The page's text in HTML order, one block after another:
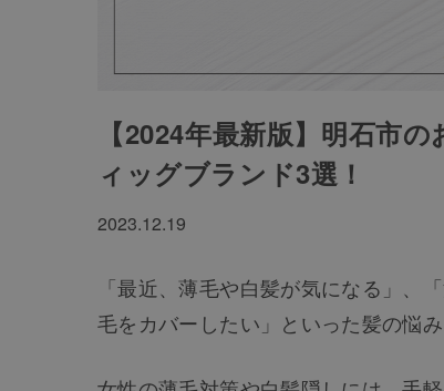
【2024年最新版】明石市
ィッグブランド3選！
2023.12.19
「最近、薄毛や白髪が気になる」、
毛をカバーしたい」といった髪の悩